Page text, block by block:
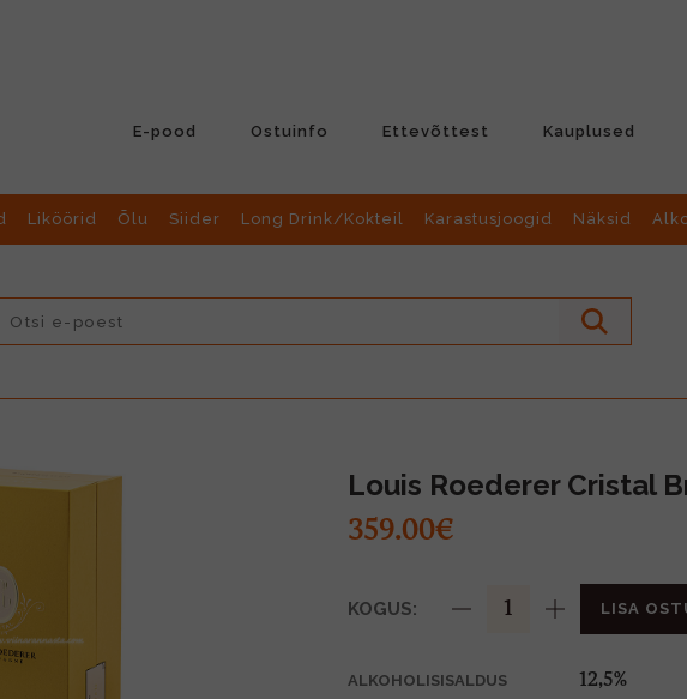
E-pood Ostuinfo Ettevõttest Kauplused
Liköörid Õlu Siider Long Drink/Kokteil Karastusjoogid Näksid
Louis Roederer Cristal
359.00€
KOGUS: LISA
ALKOHOLISISALDUS 12,5%